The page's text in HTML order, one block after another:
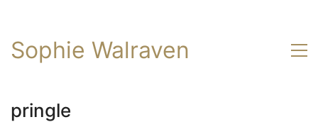
Sophie Walraven
pringle